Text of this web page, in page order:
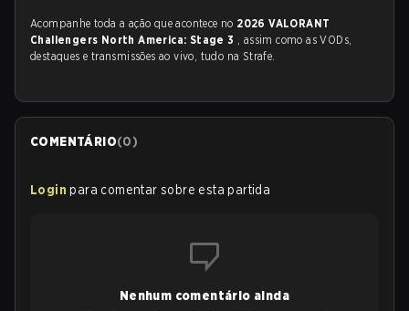
Acompanhe toda a ação que acontece no 2026 VALORANT
Challengers North America: Stage 3 , assim como as VODs,
destaques e transmissões ao vivo, tudo na Strafe.
COMENTÁRIO(0)
Login para comentar sobre esta partida
Nenhum comentário ainda